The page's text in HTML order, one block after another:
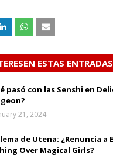
ESTAS ENTRADAS
pasó con las Senshi en
21, 2024
de Utena: ¿Renuncia a
Over Magical Girls?